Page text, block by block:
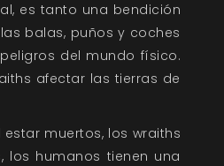
es tanto una bendición
balas, puños y coches
del mundo físico.
afectar las tierras de
muertos, los wraiths
humanos tienen una